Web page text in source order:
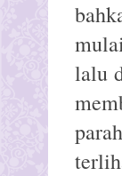
lalu